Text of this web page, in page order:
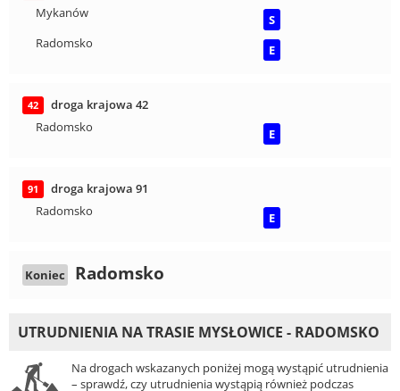
Mykanów
S
Radomsko
E
42
droga krajowa 42
Radomsko
E
91
droga krajowa 91
Radomsko
E
Koniec Radomsko
UTRUDNIENIA NA TRASIE MYSŁOWICE - RADOMSKO
Na drogach wskazanych poniżej mogą wystąpić utrudnienia
– sprawdź, czy utrudnienia wystąpią również podczas